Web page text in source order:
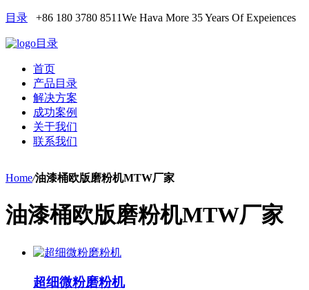
目录 +86 180 3780 8511We Hava More 35 Years Of Expeiences
目录
首页
产品目录
解决方案
成功案例
关于我们
联系我们
Home/油漆桶欧版磨粉机MTW厂家
油漆桶欧版磨粉机MTW厂家
超细微粉磨粉机